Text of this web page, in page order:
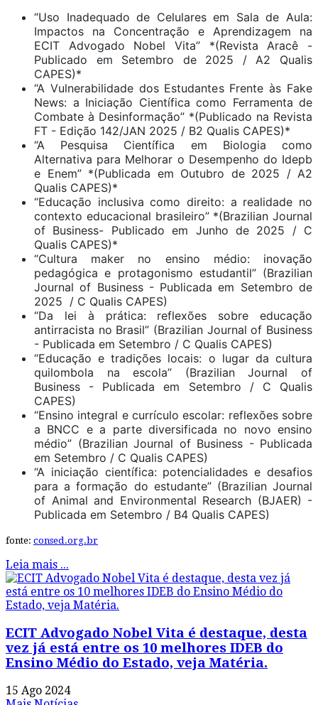
“Uso Inadequado de Celulares em Sala de Aula:
Impactos na Concentração e Aprendizagem na
ECIT Advogado Nobel Vita” *(Revista Aracê -
Publicado em Setembro de 2025 / A2 Qualis
CAPES)*
“A Vulnerabilidade dos Estudantes Frente às Fake
News: a Iniciação Científica como Ferramenta de
Combate à Desinformação” *(Publicado na Revista
FT - Edição 142/JAN 2025 / B2 Qualis CAPES)*
“A Pesquisa Científica em Biologia como
Alternativa para Melhorar o Desempenho do Idepb
e Enem” *(Publicada em Outubro de 2025 / A2
Qualis CAPES)*
“Educação inclusiva como direito: a realidade no
contexto educacional brasileiro” *(Brazilian Journal
of Business- Publicado em Junho de 2025 / C
Qualis CAPES)*
“Cultura maker no ensino médio: inovação
pedagógica e protagonismo estudantil” (Brazilian
Journal of Business - Publicada em Setembro de
2025 / C Qualis CAPES)
“Da lei à prática: reflexões sobre educação
antirracista no Brasil” (Brazilian Journal of Business
- Publicada em Setembro / C Qualis CAPES)
“Educação e tradições locais: o lugar da cultura
quilombola na escola” (Brazilian Journal of
Business - Publicada em Setembro / C Qualis
CAPES)
“Ensino integral e currículo escolar: reflexões sobre
a BNCC e a parte diversificada no novo ensino
médio” (Brazilian Journal of Business - Publicada
em Setembro / C Qualis CAPES)
“A iniciação científica: potencialidades e desafios
para a formação do estudante” (Brazilian Journal
of Animal and Environmental Research (BJAER) -
Publicada em Setembro / B4 Qualis CAPES)
fonte: consed.org.br
Leia mais ...
ECIT Advogado Nobel Vita é destaque, desta
vez já está entre os 10 melhores IDEB do
Ensino Médio do Estado, veja Matéria.
15 Ago 2024